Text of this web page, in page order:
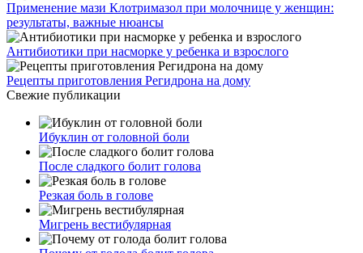
Применение мази Клотримазол при молочнице у женщин:
результаты, важные нюансы
Антибиотики при насморке у ребенка и взрослого
Рецепты приготовления Регидрона на дому
Свежие публикации
Ибуклин от головной боли
После сладкого болит голова
Резкая боль в голове
Мигрень вестибулярная